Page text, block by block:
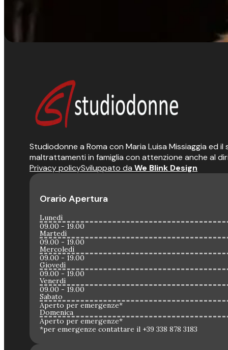
Studiodonne a Roma con Maria Luisa Missiaggia ed
maltrattamenti in famiglia con attenzione anche al
Privacy policySviluppato da We Blink Design
Orario Apertura
Lunedì
09.00 - 19.00
Martedì
09.00 - 19.00
Mercoledì
09.00 - 19.00
Giovedì
09.00 - 19.00
Venerdì
09.00 - 19.00
Sabato
Aperto per emergenze*
Domenica
Aperto per emergenze*
*per emergenze contattare il +39 338 878 3183